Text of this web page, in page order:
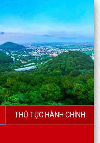
THỦ TỤC HÀNH CHÍNH